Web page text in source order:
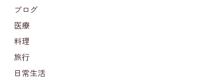
ブログ
医療
料理
旅行
日常生活